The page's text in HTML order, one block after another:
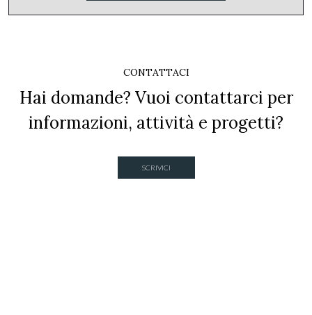
CONTATTACI
Hai domande? Vuoi contattarci per
informazioni, attività e progetti?
SCRIVICI